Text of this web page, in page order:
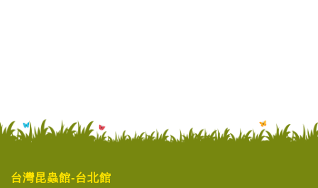
台灣昆蟲館-台北館